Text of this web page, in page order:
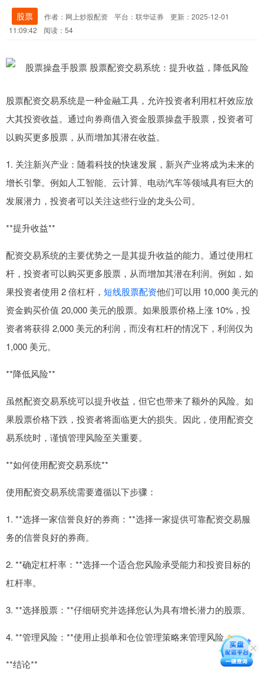
股票 作者：网上炒股配资 平台：联华证券
更新：2025-12-01
11:09:42
阅读：54
股票配资交易系统是一种金融工具，允许投资者利用杠杆效应放
大其投资收益。通过向券商借入资金股票操盘手股票，投资者可
以购买更多股票，从而增加其潜在收益。
1. 关注新兴产业：随着科技的快速发展，新兴产业将成为未来的
增长引擎。例如人工智能、云计算、电动汽车等领域具有巨大的
发展潜力，投资者可以关注这些行业的龙头公司。
**提升收益**
配资交易系统的主要优势之一是其提升收益的能力。通过使用杠
杆，投资者可以购买更多股票，从而增加其潜在利润。例如，如
果投资者使用 2 倍杠杆， 短线股票配资他们可以用 10,000 美元的
资金购买价值 20,000 美元的股票。如果股票价格上涨 10%，投
资者将获得 2,000 美元的利润，而没有杠杆的情况下，利润仅为
1,000 美元。
**降低风险**
虽然配资交易系统可以提升收益，但它也带来了额外的风险。如
果股票价格下跌，投资者将面临更大的损失。因此，使用配资交
易系统时，谨慎管理风险至关重要。
**如何使用配资交易系统**
使用配资交易系统需要遵循以下步骤：
1. **选择一家信誉良好的券商：**选择一家提供可靠配资交易服
务的信誉良好的券商。
2. **确定杠杆率：**选择一个适合您风险承受能力和投资目标的
杠杆率。
3. **选择股票：**仔细研究并选择您认为具有增长潜力的股票。
4. **管理风险：**使用止损单和仓位管理策略来管理风险。
**结论**